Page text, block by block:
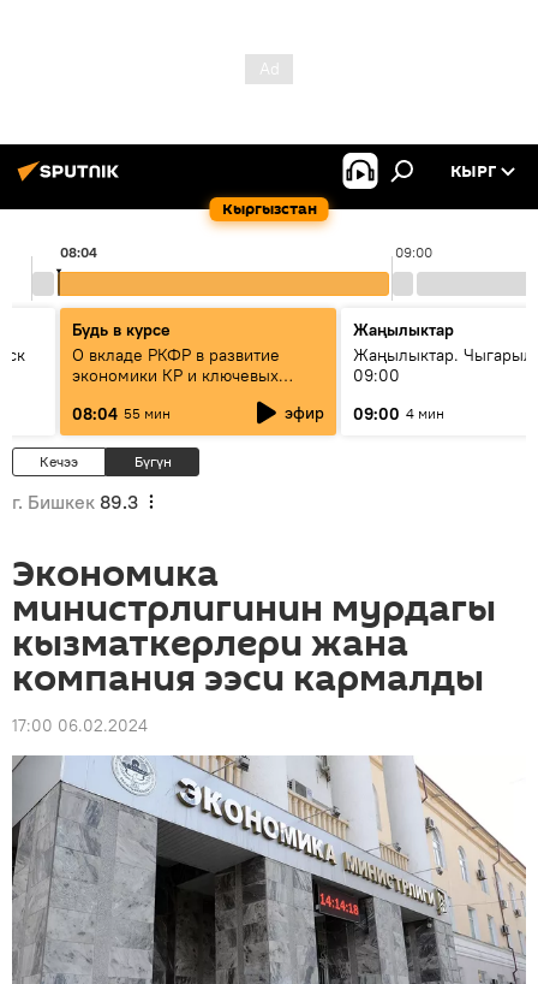
Кыргызстан
КЫРГ
09:00
08:04
Будь в курсе
О вкладе РКФР в развитие
экономики КР и ключевых
08:04 55 мин эфир
Жаңылыктар
Жаңылыктар.
09:00
09:00 4 мин
Кечээ Бүгүн
г. Бишкек 89.3
Экономика
министрлигинин мурдагы
кызматкерлери жана
компания ээси кармалды
17:00 06.02.2024